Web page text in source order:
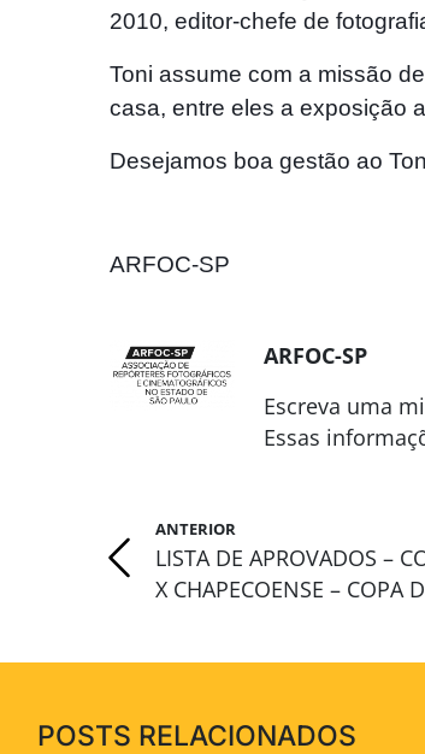
2010, editor-chefe de
Toni assume com a missão
casa, entre eles a exposição
Desejamos boa gestão ao
ARFOC-SP
ARFOC-SP
Escreva uma
Essas
ANTERIOR
LISTA DE APROVADOS –
X CHAPECOENSE – COPA
POSTS RELACIONADOS